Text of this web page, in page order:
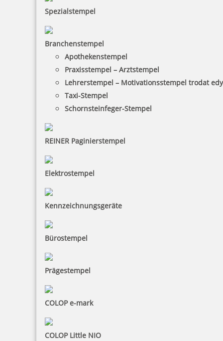
Spezialstempel
Branchenstempel
Apothekenstempel
Praxisstempel – Arztstempel
Lehrerstempel – Motivationsstempel trodat
Taxi-Stempel
Schornsteinfeger-Stempel
REINER Paginierstempel
Elektrostempel
Kennzeichnungsgeräte
Bürostempel
Prägestempel
COLOP e-mark
COLOP Little NIO
27,73 €
Braille Türschild Technik